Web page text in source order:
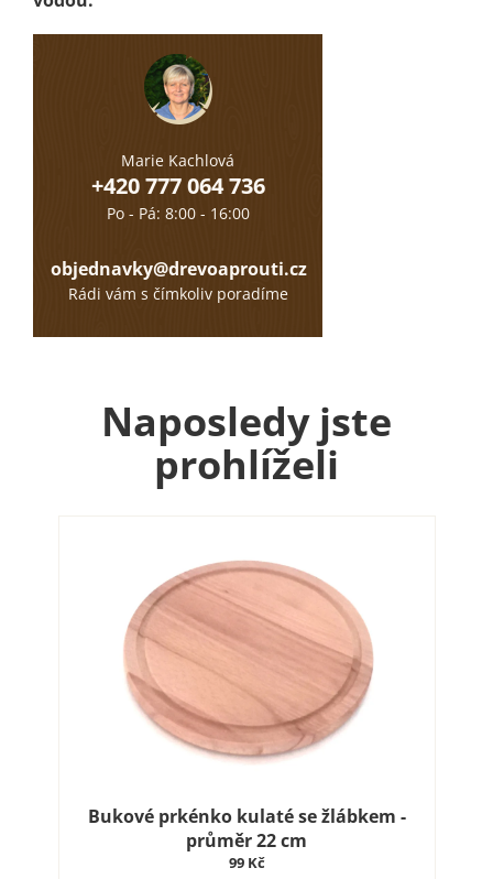
Marie Kachlová
+420 777 064 736
Po - Pá: 8:00 - 16:00
objednavky@drevoaprouti.cz
Rádi vám s čímkoliv poradíme
Naposledy jste
prohlíželi
Bukové prkénko kulaté se žlábkem -
průměr 22 cm
99 Kč